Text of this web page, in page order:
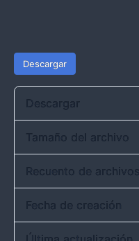
Descargar
Descargar
Tamaño del archivo
Recuento de archivos
Fecha de creación